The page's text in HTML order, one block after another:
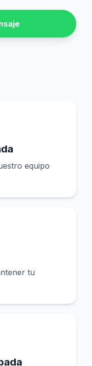
equipo
tu